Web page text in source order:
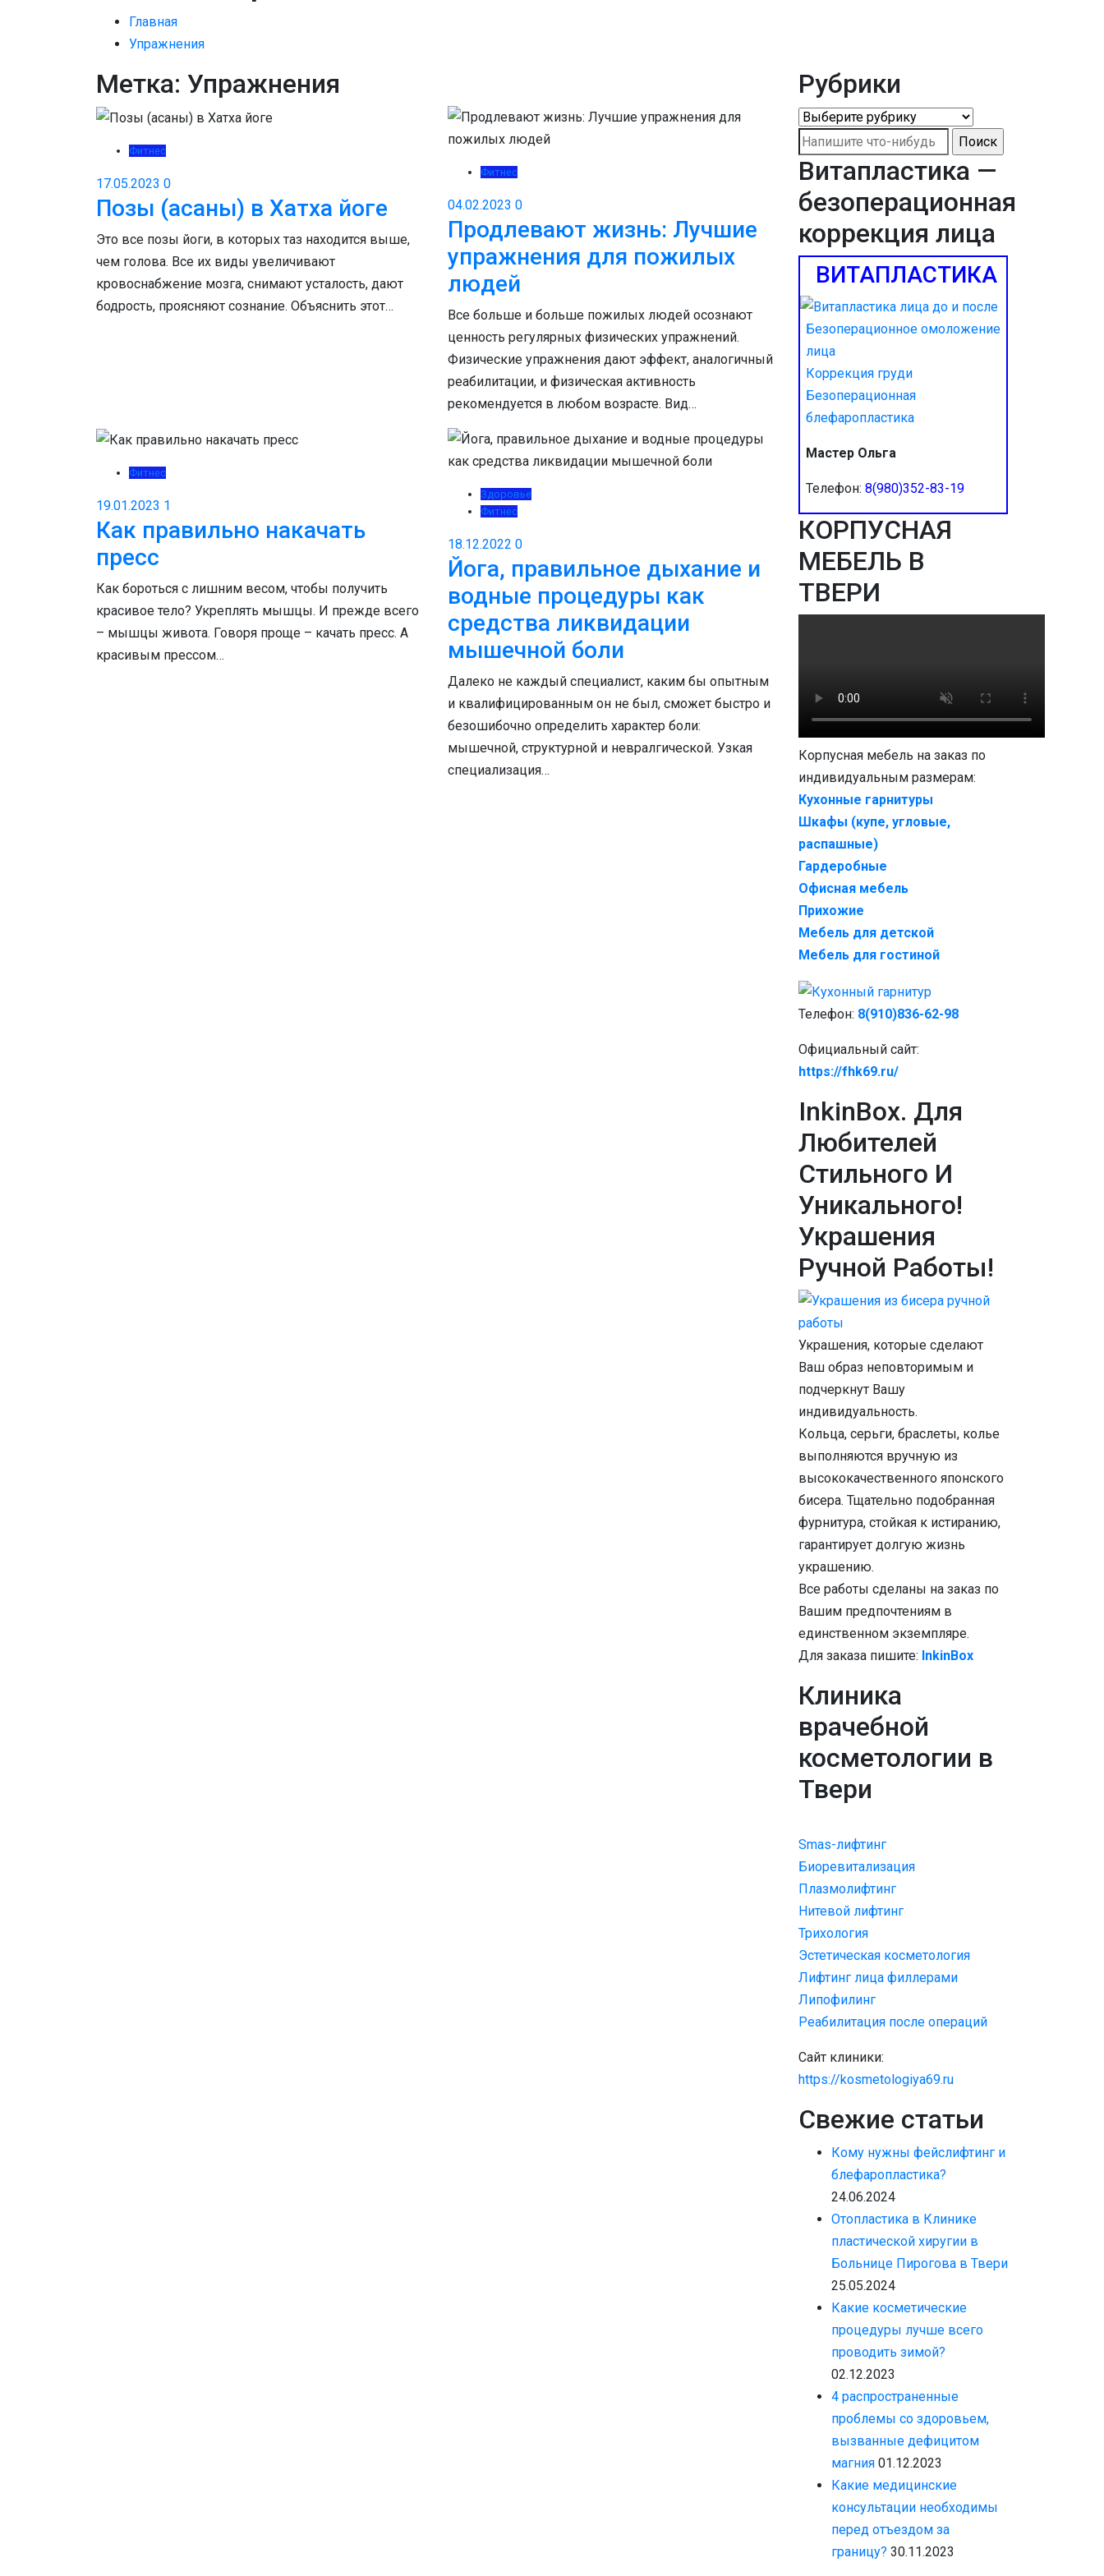
Главная
Упражнения
Метка: Упражнения
Фитнес
17.05.2023 0
Позы (асаны) в Хатха йоге
Это все позы йоги, в которых таз находится выше,
чем голова. Все их виды увеличивают
кровоснабжение мозга, снимают усталость, дают
бодрость, проясняют сознание. Объяснить этот…
Фитнес
04.02.2023 0
Продлевают жизнь: Лучшие
упражнения для пожилых
людей
Все больше и больше пожилых людей осознают
ценность регулярных физических упражнений.
Физические упражнения дают эффект, аналогичный
реабилитации, и физическая активность
рекомендуется в любом возрасте. Вид…
Фитнес
19.01.2023 1
Как правильно накачать
пресс
Как бороться с лишним весом, чтобы получить
красивое тело? Укреплять мышцы. И прежде всего
– мышцы живота. Говоря проще – качать пресс. А
красивым прессом…
Здоровье
Фитнес
18.12.2022 0
Йога, правильное дыхание и
водные процедуры как
средства ликвидации
мышечной боли
Далеко не каждый специалист, каким бы опытным
и квалифицированным он не был, сможет быстро и
безошибочно определить характер боли:
мышечной, структурной и невралгической. Узкая
специализация…
Рубрики
Рубрики
Найти:
Витапластика —
безоперационная
коррекция лица
ВИТАПЛАСТИКА
Безоперационное омоложение
лица
Коррекция груди
Безоперационная
блефаропластика
Мастер Ольга
Телефон: 8(980)352-83-19
КОРПУСНАЯ
МЕБЕЛЬ В
ТВЕРИ
Корпусная мебель на заказ по
индивидуальным размерам:
Кухонные гарнитуры
Шкафы (купе, угловые,
распашные)
Гардеробные
Офисная мебель
Прихожие
Мебель для детской
Мебель для гостиной
Телефон: 8(910)836-62-98
Официальный сайт:
https://fhk69.ru/
InkinBox. Для
Любителей
Стильного И
Уникального!
Украшения
Ручной Работы!
Украшения, которые сделают
Ваш образ неповторимым и
подчеркнут Вашу
индивидуальность.
Кольца, серьги, браслеты, колье
выполняются вручную из
высококачественного японского
бисера. Тщательно подобранная
фурнитура, стойкая к истиранию,
гарантирует долгую жизнь
украшению.
Все работы сделаны на заказ по
Вашим предпочтениям в
единственном экземпляре.
Для заказа пишите: InkinBox
Клиника
врачебной
косметологии в
Твери
Smas-лифтинг
Биоревитализация
Плазмолифтинг
Нитевой лифтинг
Трихология
Эстетическая косметология
Лифтинг лица филлерами
Липофилинг
Реабилитация после операций
Сайт клиники:
https://kosmetologiya69.ru
Свежие статьи
Кому нужны фейслифтинг и
блефаропластика?
24.06.2024
Отопластика в Клинике
пластической хиругии в
Больнице Пирогова в Твери
25.05.2024
Какие косметические
процедуры лучше всего
проводить зимой?
02.12.2023
4 распространенные
проблемы со здоровьем,
вызванные дефицитом
магния 01.12.2023
Какие медицинские
консультации необходимы
перед отъездом за
границу? 30.11.2023